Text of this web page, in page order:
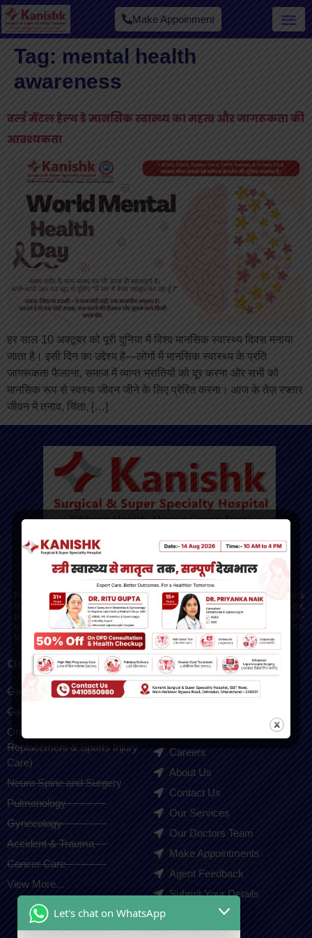
Make Appoinment
Tag: mental health
awareness
वर्ल्ड मेंटल हेल्थ डे मानसिक स्वास्थ्य का महत्व और जागरूकता की
आवश्यकता
हर साल 10 अक्टूबर को पूरी दुनिया में विश्व मानसिक स्वास्थ्य दिवस मनाया
जाता है। इसी दिन का उद्देश्य है—लोगों में मानसिक स्वास्थ्य के प्रति
जागरूकता फैलाना, समाज में व्याप्त भ्रांतियों को दूर करना और सभी को
मानसिक रूप से स्वस्थ जीवन जीने के लिए प्रेरित करना। आज के तेज़ रफ्तार
जीवन में तनाव, चिंता, […]
Kanishk Hospital - Dehradun’s Trusted Multispeciality
Hospital
Providing advanced, compassionate care across departments
including gynecology, orthopedics, cardiology, gastroenterology,
pulmonology, oncology, and more. Our mission is to deliver high-
quality, ethical healthcare with modern facilities and a patient-
first approach.
Our Services
Gastroenterology
Cardiologist
Orthopedic(Joint
Replacement & Sports Injury
Care)
Neuro Spine and Surgery
Pulmonology
Gynecology
Accident & Trauma
Cancer Care
View More...
Quick Links
Home
Careers
About Us
Contact Us
Our Services
Our Doctors Team
Make Appointments
Agent Feedback
Submit Your Details
Contact Us
Let's chat on WhatsApp